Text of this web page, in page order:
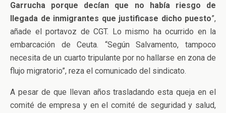
Garrucha porque decían que no había riesgo de
llegada de inmigrantes que justificase dicho puesto”,
añade el portavoz de CGT. Lo mismo ha ocurrido en la
embarcación de Ceuta. “Según Salvamento, tampoco
necesita de un cuarto tripulante por no hallarse en zona de
flujo migratorio”, reza el comunicado del sindicato.
A pesar de que llevan años trasladando esta queja en el
comité de empresa y en el comité de seguridad y salud,